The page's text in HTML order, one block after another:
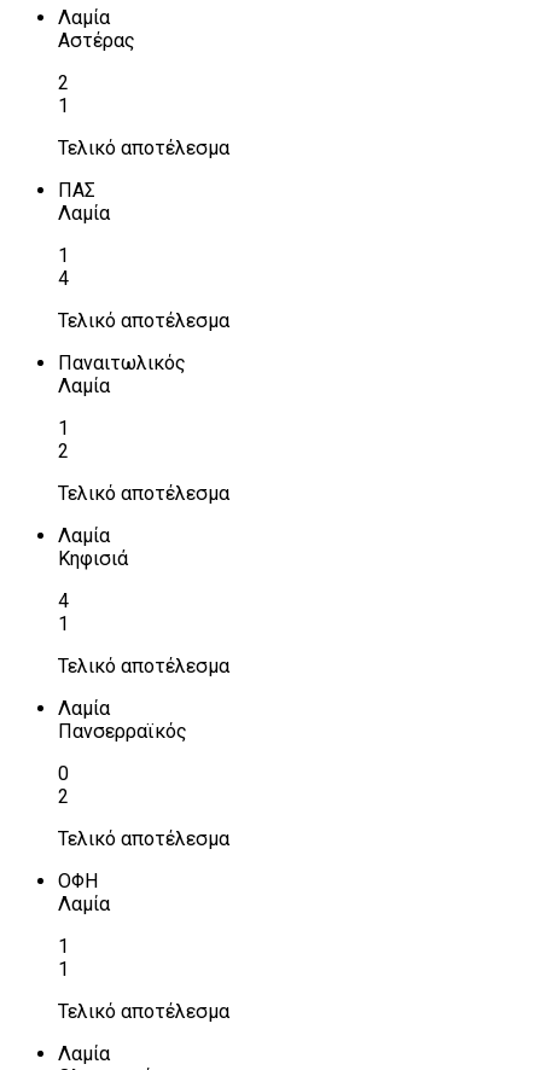
Λαμία
Αστέρας
2
1
Τελικό αποτέλεσμα
ΠΑΣ
Λαμία
1
4
Τελικό αποτέλεσμα
Παναιτωλικός
Λαμία
1
2
Τελικό αποτέλεσμα
Λαμία
Κηφισιά
4
1
Τελικό αποτέλεσμα
Λαμία
Πανσερραϊκός
0
2
Τελικό αποτέλεσμα
ΟΦΗ
Λαμία
1
1
Τελικό αποτέλεσμα
Λαμία